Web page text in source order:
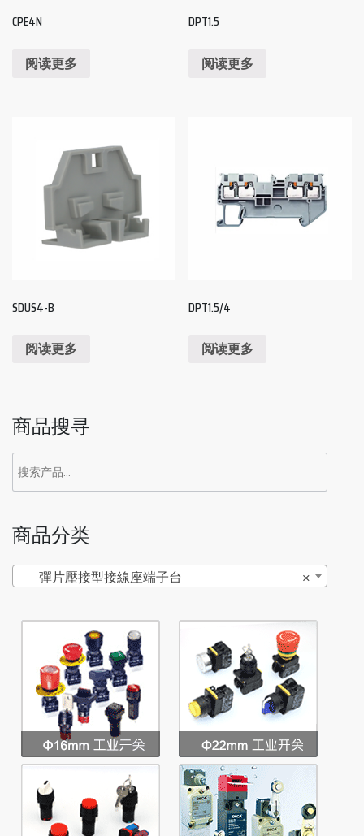
CPE4N
阅读更多
DPT1.5
阅读更多
SDUS4-B
阅读更多
DPT1.5/4
阅读更多
商品搜寻
商品分类
×
彈片壓接型接線座端子台